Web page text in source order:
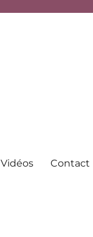
Vidéos Contact